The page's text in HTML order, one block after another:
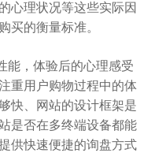
心理状况等这些实际因
买的衡量标准。
能，体验后的心理感受
重用户购物过程中的体
快、网站的设计框架是
是否在多终端设备都能
供快速便捷的询盘方式